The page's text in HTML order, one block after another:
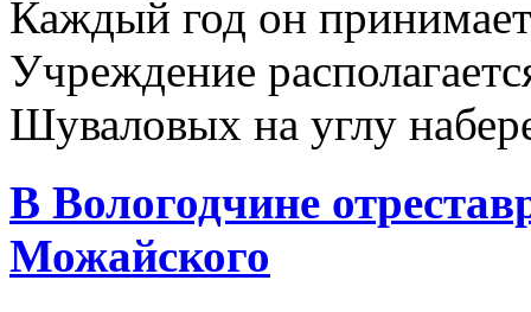
Каждый год он
Учреждение
Шуваловых на углу
В Вологодчине
Можайского